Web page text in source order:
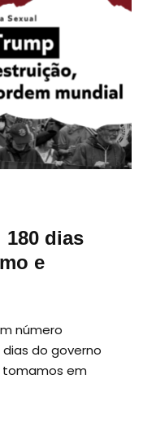
180 dias
e
número
dias do governo
tomamos em